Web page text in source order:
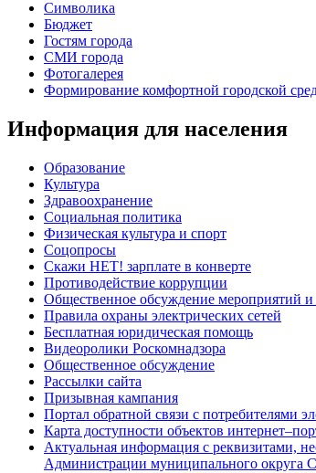
Символика
Бюджет
Гостям города
СМИ города
Фотогалерея
Формирование комфортной городской
Информация для населения
Образование
Культура
Здравоохранение
Социальная политика
Физическая культура и спорт
Соцопросы
Скажи НЕТ! зарплате в конверте
Противодействие коррупции
Общественное обсуждение мероприятий
Правила охраны электрических сетей
Бесплатная юридическая помощь
Видеоролики Роскомнадзора
Общественное обсуждение
Рассылки сайта
Призывная кампания
Портал обратной связи с потребителями
Карта доступности объектов
Актуальная информация с реквизитами,
Администрации муниципального округа